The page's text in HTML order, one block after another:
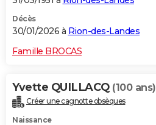
Décès
30/01/2026 à Rion-des-Landes
Famille BROCAS
Yvette QUILLACQ (100 ans)
Créer une cagnotte obsèques
Naissance